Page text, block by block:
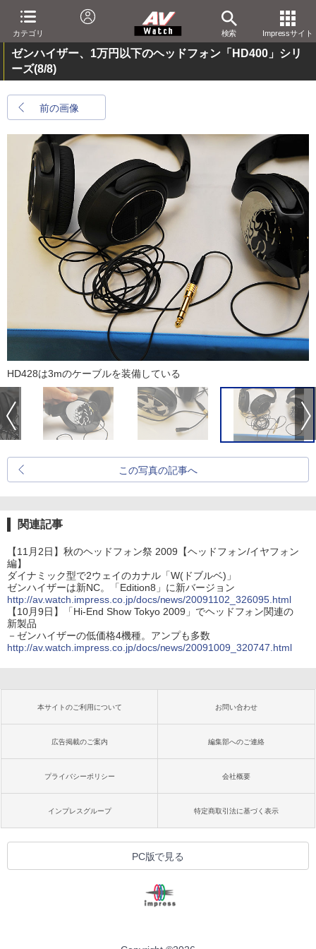
カテゴリ 検索 Impressサイト
ゼンハイザー、1万円以下のヘッドフォン「HD400」シリ
ーズ(8/8)
前の画像
HD428は3mのケーブルを装備している
この写真の記事へ
関連記事
【11月2日】秋のヘッドフォン祭 2009【ヘッドフォン/イヤフォン
編】
ダイナミック型で2ウェイのカナル「W(ドブルベ)」
ゼンハイザーは新NC。「Edition8」に新バージョン
http://av.watch.impress.co.jp/docs/news/20091102_326095.html
【10月9日】「Hi-End Show Tokyo 2009」でヘッドフォン関連の
新製品
－ゼンハイザーの低価格4機種。アンプも多数
http://av.watch.impress.co.jp/docs/news/20091009_320747.html
本サイトのご利用について お問い合わせ
広告掲載のご案内 編集部へのご連絡
プライバシーポリシー 会社概要
インプレスグループ 特定商取引法に基づく表示
PC版で見る